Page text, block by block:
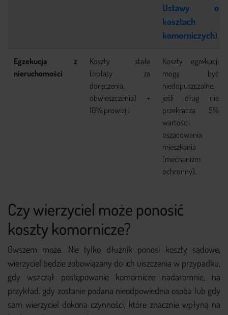
Ustawy o
kosztach
komorniczych).
Egzekucja z
nieruchomości
Koszty stałe
(opłaty za
doręczenia,
obwieszczenia) +
10% prowizji.
Koszty egzekucji
mogą być
niedopuszczalne,
jeśli dług nie
przekracza 5%
wartości
oszacowania
mieszkania
(mechanizm
ochronny).
Czy wierzyciel może ponosić
koszty komornicze?
Owszem może. Nie tylko dłużnik ponosi koszty sądowe,
wierzyciel będzie zobowiązany do ich uiszczenia w przypadku,
gdy wszczął postępowanie komornicze nadaremnie, na
przykład, gdy zostanie podana nieodpowiednia osoba lub gdy
sam wierzyciel dokona czynności, które znacznie wpłyną na